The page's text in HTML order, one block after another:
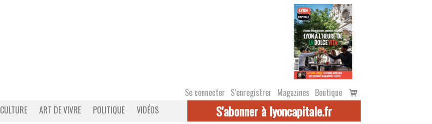
Se connecter S’enregistrer Magazines Boutique
Voir
le
CULTURE ART DE VIVRE POLITIQUE VIDÉOS S'abonner à lyoncapitale.fr